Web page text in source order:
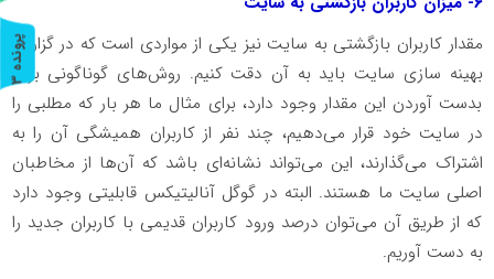
مقدار کاربران بازگشتی به سایت نیز یکی از مواردی است که در گزارش
بهینه سازی سایت باید به آن دقت کنیم. روش‌های گوناگونی برای
بدست آوردن این مقدار وجود دارد، برای مثال ما هر بار که مطلبی را
در سایت خود قرار می‌دهیم، چند نفر از کاربران همیشگی آن را به
اشتراک می‌گذارند، این می‌تواند نشانه‌ای باشد که آن‌ها از مخاطبان
اصلی سایت ما هستند. البته در گوگل آنالیتیکس قابلیتی وجود دارد
که از طریق آن می‌توان درصد ورود کاربران قدیمی با کاربران جدید را
به دست آوریم.
پ
ر
و
ن
د
ه
3